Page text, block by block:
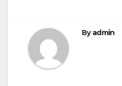
Byadmin